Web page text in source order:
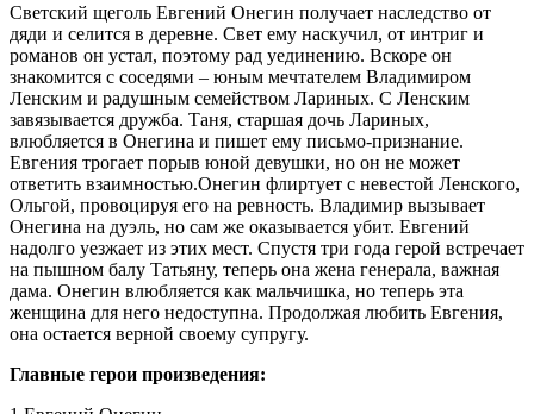
Светский щеголь Евгений Онегин получает наследство от
дяди и селится в деревне. Свет ему наскучил, от интриг и
романов он устал, поэтому рад уединению. Вскоре он
знакомится с соседями – юным мечтателем Владимиром
Ленским и радушным семейством Лариных. С Ленским
завязывается дружба. Таня, старшая дочь Лариных,
влюбляется в Онегина и пишет ему письмо-признание.
Евгения трогает порыв юной девушки, но он не может
ответить взаимностью.Онегин флиртует с невестой Ленского,
Ольгой, провоцируя его на ревность. Владимир вызывает
Онегина на дуэль, но сам же оказывается убит. Евгений
надолго уезжает из этих мест. Спустя три года герой встречает
на пышном балу Татьяну, теперь она жена генерала, важная
дама. Онегин влюбляется как мальчишка, но теперь эта
женщина для него недоступна. Продолжая любить Евгения,
она остается верной своему супругу.
Главные герои произведения: